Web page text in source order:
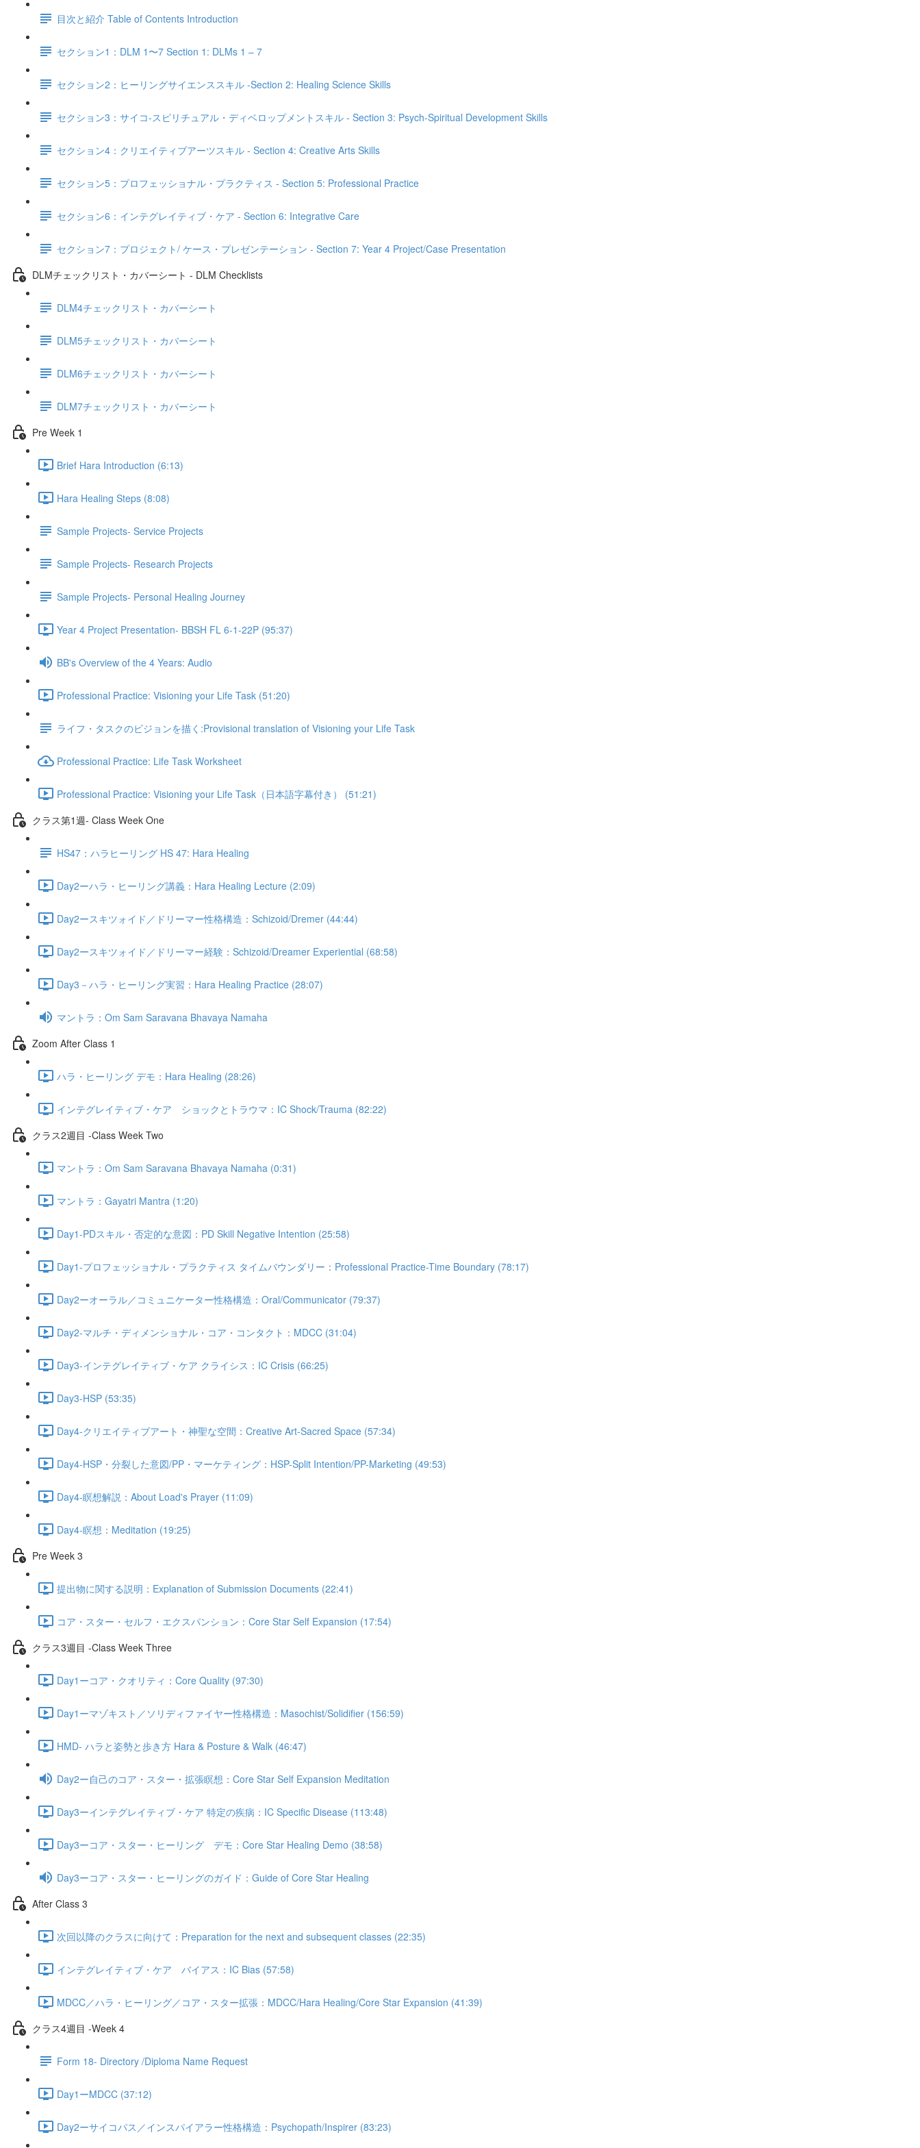
目次と紹介 Table of Contents Introduction
セクション1：DLM 1〜7 Section 1: DLMs 1 – 7
セクション2：ヒーリングサイエンススキル -Section 2: Healing Science Skills
セクション3：サイコ‐スピリチュアル・ディベロップメントスキル - Section 3: Psych-Spiritual Development Skills
セクション4：クリエイティブアーツスキル - Section 4: Creative Arts Skills
セクション5：プロフェッショナル・プラクティス - Section 5: Professional Practice
セクション6：インテグレイティブ・ケア - Section 6: Integrative Care
セクション7：プロジェクト/ ケース・プレゼンテーション - Section 7: Year 4 Project/Case Presentation
DLMチェックリスト・カバーシート - DLM Checklists
DLM4チェックリスト・カバーシート
DLM5チェックリスト・カバーシート
DLM6チェックリスト・カバーシート
DLM7チェックリスト・カバーシート
Pre Week 1
Brief Hara Introduction (6:13)
Hara Healing Steps (8:08)
Sample Projects- Service Projects
Sample Projects- Research Projects
Sample Projects- Personal Healing Journey
Year 4 Project Presentation- BBSH FL 6-1-22P (95:37)
BB's Overview of the 4 Years: Audio
Professional Practice: Visioning your Life Task (51:20)
ライフ・タスクのビジョンを描く:Provisional translation of Visioning your Life Task
Professional Practice: Life Task Worksheet
Professional Practice: Visioning your Life Task（日本語字幕付き） (51:21)
クラス第1週- Class Week One
HS47：ハラヒーリング HS 47: Hara Healing
Day2ーハラ・ヒーリング講義：Hara Healing Lecture (2:09)
Day2ースキツォイド／ドリーマー性格構造：Schizoid/Dremer (44:44)
Day2ースキツォイド／ドリーマー経験：Schizoid/Dreamer Experiential (68:58)
Day3－ハラ・ヒーリング実習：Hara Healing Practice (28:07)
マントラ：Om Sam Saravana Bhavaya Namaha
Zoom After Class 1
ハラ・ヒーリング デモ：Hara Healing (28:26)
インテグレイティブ・ケア ショックとトラウマ：IC Shock/Trauma (82:22)
クラス2週目 -Class Week Two
マントラ：Om Sam Saravana Bhavaya Namaha (0:31)
マントラ：Gayatri Mantra (1:20)
Day1-PDスキル・否定的な意図：PD Skill Negative Intention (25:58)
Day1-プロフェッショナル・プラクティス タイムバウンダリー：Professional Practice-Time Boundary (78:17)
Day2ーオーラル／コミュニケーター性格構造：Oral/Communicator (79:37)
Day2-マルチ・ディメンショナル・コア・コンタクト：MDCC (31:04)
Day3-インテグレイティブ・ケア クライシス：IC Crisis (66:25)
Day3-HSP (53:35)
Day4-クリエイティブアート・神聖な空間：Creative Art-Sacred Space (57:34)
Day4-HSP・分裂した意図/PP・マーケティング：HSP-Split Intention/PP-Marketing (49:53)
Day4-瞑想解説：About Load's Prayer (11:09)
Day4-瞑想：Meditation (19:25)
Pre Week 3
提出物に関する説明：Explanation of Submission Documents (22:41)
コア・スター・セルフ・エクスパンション：Core Star Self Expansion (17:54)
クラス3週目 -Class Week Three
Day1ーコア・クオリティ：Core Quality (97:30)
Day1ーマゾキスト／ソリディファイヤー性格構造：Masochist/Solidifier (156:59)
HMD- ハラと姿勢と歩き方 Hara & Posture & Walk (46:47)
Day2ー自己のコア・スター・拡張瞑想：Core Star Self Expansion Meditation
Day3ーインテグレイティブ・ケア 特定の疾病：IC Specific Disease (113:48)
Day3ーコア・スター・ヒーリング デモ：Core Star Healing Demo (38:58)
Day3ーコア・スター・ヒーリングのガイド：Guide of Core Star Healing
After Class 3
次回以降のクラスに向けて：Preparation for the next and subsequent classes (22:35)
インテグレイティブ・ケア バイアス：IC Bias (57:58)
MDCC／ハラ・ヒーリング／コア・スター拡張：MDCC/Hara Healing/Core Star Expansion (41:39)
クラス4週目 -Week 4
Form 18- Directory /Diploma Name Request
Day1ーMDCC (37:12)
Day2ーサイコパス／インスパイアラー性格構造：Psychopath/Inspirer (83:23)